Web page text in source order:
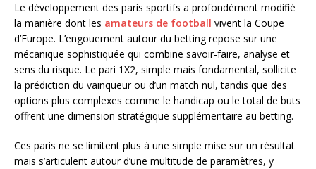
Le développement des paris sportifs a profondément modifié
la manière dont les amateurs de football vivent la Coupe
d’Europe. L’engouement autour du betting repose sur une
mécanique sophistiquée qui combine savoir-faire, analyse et
sens du risque. Le pari 1X2, simple mais fondamental, sollicite
la prédiction du vainqueur ou d’un match nul, tandis que des
options plus complexes comme le handicap ou le total de buts
offrent une dimension stratégique supplémentaire au betting.
Ces paris ne se limitent plus à une simple mise sur un résultat
mais s’articulent autour d’une multitude de paramètres, y